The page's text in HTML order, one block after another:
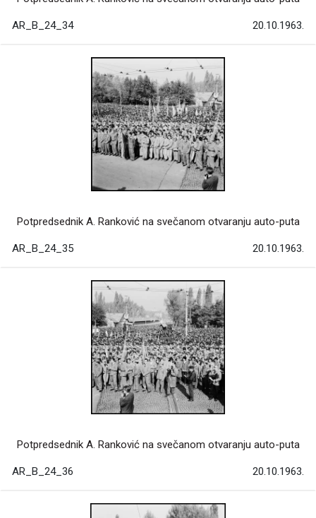
AR_B_24_34 20.10.1963.
Potpredsednik A. Ranković na svečanom otvaranju auto-puta
AR_B_24_35 20.10.1963.
Potpredsednik A. Ranković na svečanom otvaranju auto-puta
AR_B_24_36 20.10.1963.